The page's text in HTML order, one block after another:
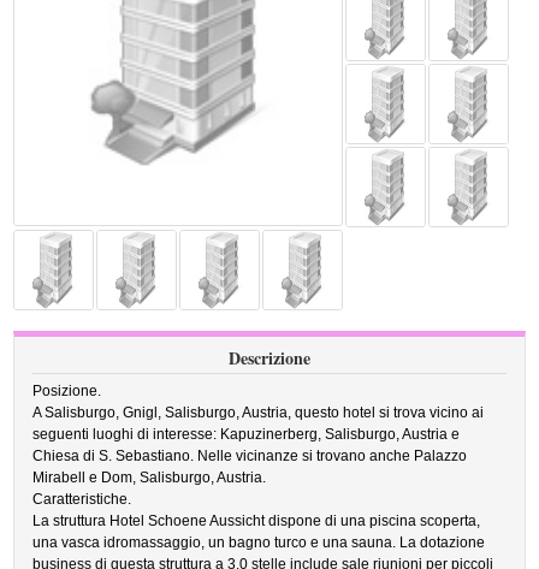
Descrizione
Posizione.
A Salisburgo, Gnigl, Salisburgo, Austria, questo hotel si trova vicino ai
seguenti luoghi di interesse: Kapuzinerberg, Salisburgo, Austria e
Chiesa di S. Sebastiano. Nelle vicinanze si trovano anche Palazzo
Mirabell e Dom, Salisburgo, Austria.
Caratteristiche.
La struttura Hotel Schoene Aussicht dispone di una piscina scoperta,
una vasca idromassaggio, un bagno turco e una sauna. La dotazione
business di questa struttura a 3.0 stelle include sale riunioni per piccoli